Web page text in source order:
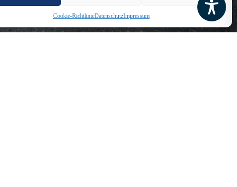
Cookie-RichtlinieDatenschutzImpressum